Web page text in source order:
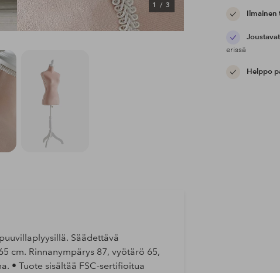
1/ 3
Ilmainen
erissä
Helppo
Säädettävä
cm. Rinnanympärys 87, vyötärö 65,
• Tuote sisältää FSC-sertifioitua